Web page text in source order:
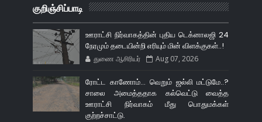
குறிஞ்சிப்பாடி
ஊராட்சி நிர்வாகத்தின் புதிய டெக்னாலஜி 24
நேரமும் தடையின்றி எரியும் மின் விளக்குகள்..!
துணை ஆசிரியர் Aug 07, 2026
ரோட்ட காணோம்... வெறும் ஜல்லி மட்டுமே..?
சாலை அமைத்ததாக கல்வெட்டு வைத்த
ஊராட்சி நிர்வாகம் மீது பொதுமக்கள்
குற்றச்சாட்டு.